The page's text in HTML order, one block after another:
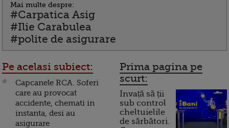
Mai multe despre:
#Carpatica Asig
#Ilie Carabulea
#polite de asigurare
Pe acelasi subiect:
Capcanele RCA. Soferi
care au provocat
accidente, chemati in
instanta, desi au
asigurare
Prima pagina pe
scurt:
Invață să ții
sub control
cheltuielile
de sărbători.